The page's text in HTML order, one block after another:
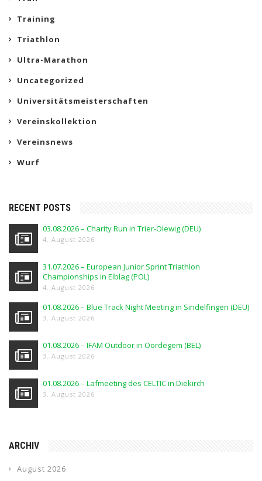
Training
Triathlon
Ultra-Marathon
Uncategorized
Universitätsmeisterschaften
Vereinskollektion
Vereinsnews
Wurf
RECENT POSTS
03.08.2026 – Charity Run in Trier-Olewig (DEU)
4. August 2026
31.07.2026 – European Junior Sprint Triathlon
Championships in Elblag (POL)
4. August 2026
01.08.2026 – Blue Track Night Meeting in Sindelfingen (DEU)
3. August 2026
01.08.2026 – IFAM Outdoor in Oordegem (BEL)
3. August 2026
01.08.2026 – Lafmeeting des CELTIC in Diekirch
3. August 2026
ARCHIV
August 2026